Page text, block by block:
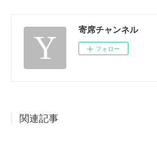
寄席チャンネル
フォロー
関連記事